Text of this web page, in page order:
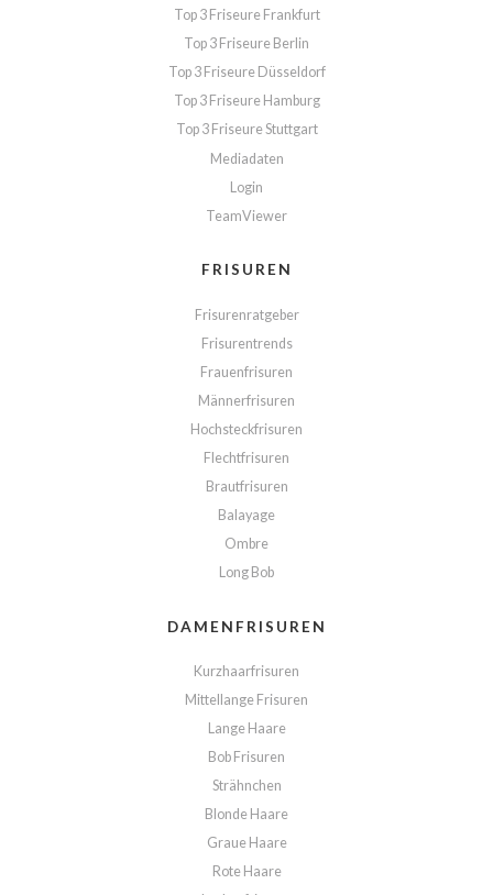
Top 3 Friseure Frankfurt
Top 3 Friseure Berlin
Top 3 Friseure Düsseldorf
Top 3 Friseure Hamburg
Top 3 Friseure Stuttgart
Mediadaten
Login
TeamViewer
FRISUREN
Frisurenratgeber
Frisurentrends
Frauenfrisuren
Männerfrisuren
Hochsteckfrisuren
Flechtfrisuren
Brautfrisuren
Balayage
Ombre
Long Bob
DAMENFRISUREN
Kurzhaarfrisuren
Mittellange Frisuren
Lange Haare
Bob Frisuren
Strähnchen
Blonde Haare
Graue Haare
Rote Haare